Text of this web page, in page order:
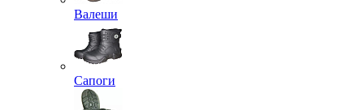
Валеши
Сапоги